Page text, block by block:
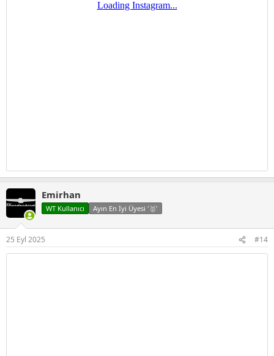
Emirhan
WT Kullanıcı Ayın En İyi Üyesi '🥇'
25 Eyl 2025 #14